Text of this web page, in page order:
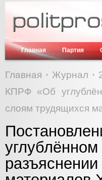
Главная Партия
Главная Журнал
КПРФ «Об
слоям трудящихся